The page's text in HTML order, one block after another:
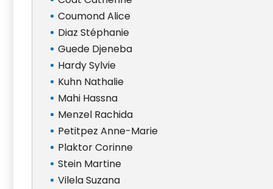
Coumond Alice
Diaz Stéphanie
Guede Djeneba
Hardy Sylvie
Kuhn Nathalie
Mahi Hassna
Menzel Rachida
Petitpez Anne-Marie
Plaktor Corinne
Stein Martine
Vilela Suzana